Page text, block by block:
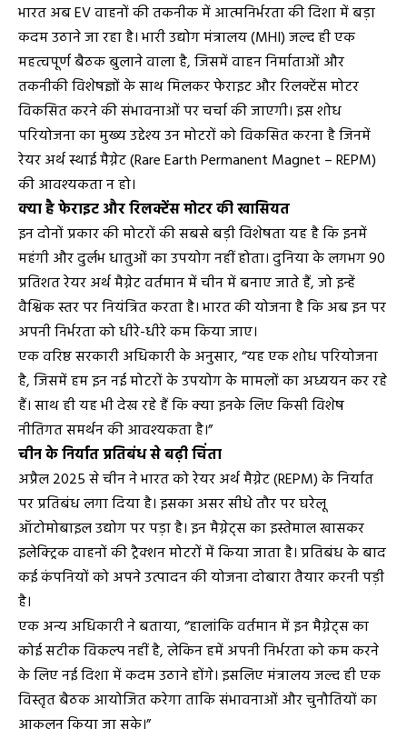
भारत अब EV वाहनों की तकनीक में आत्मनिर्भरता की दिशा में बड़ा
कदम उठाने जा रहा है। भारी उद्योग मंत्रालय (MHI) जल्द ही एक
महत्वपूर्ण बैठक बुलाने वाला है, जिसमें वाहन निर्माताओं और
तकनीकी विशेषज्ञों के साथ मिलकर फेराइट और रिलक्टेंस मोटर
विकसित करने की संभावनाओं पर चर्चा की जाएगी। इस शोध
परियोजना का मुख्य उद्देश्य उन मोटरों को विकसित करना है जिनमें
रेयर अर्थ स्थाई मैग्नेट (Rare Earth Permanent Magnet – REPM)
की आवश्यकता न हो।
क्या है फेराइट और रिलक्टेंस मोटर की खासियत
इन दोनों प्रकार की मोटरों की सबसे बड़ी विशेषता यह है कि इनमें
महंगी और दुर्लभ धातुओं का उपयोग नहीं होता। दुनिया के लगभग 90
प्रतिशत रेयर अर्थ मैग्नेट वर्तमान में चीन में बनाए जाते हैं, जो इन्हें
वैश्विक स्तर पर नियंत्रित करता है। भारत की योजना है कि अब इन पर
अपनी निर्भरता को धीरे-धीरे कम किया जाए।
एक वरिष्ठ सरकारी अधिकारी के अनुसार, “यह एक शोध परियोजना
है, जिसमें हम इन नई मोटरों के उपयोग के मामलों का अध्ययन कर रहे
हैं। साथ ही यह भी देख रहे हैं कि क्या इनके लिए किसी विशेष
नीतिगत समर्थन की आवश्यकता है।”
चीन के निर्यात प्रतिबंध से बढ़ी चिंता
अप्रैल 2025 से चीन ने भारत को रेयर अर्थ मैग्नेट (REPM) के निर्यात
पर प्रतिबंध लगा दिया है। इसका असर सीधे तौर पर घरेलू
ऑटोमोबाइल उद्योग पर पड़ा है। इन मैग्नेट्स का इस्तेमाल खासकर
इलेक्ट्रिक वाहनों की ट्रैक्शन मोटरों में किया जाता है। प्रतिबंध के बाद
कई कंपनियों को अपने उत्पादन की योजना दोबारा तैयार करनी पड़ी
है।
एक अन्य अधिकारी ने बताया, “हालांकि वर्तमान में इन मैग्नेट्स का
कोई सटीक विकल्प नहीं है, लेकिन हमें अपनी निर्भरता को कम करने
के लिए नई दिशा में कदम उठाने होंगे। इसलिए मंत्रालय जल्द ही एक
विस्तृत बैठक आयोजित करेगा ताकि संभावनाओं और चुनौतियों का